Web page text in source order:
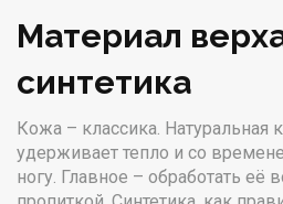
Материал
синтетика
Кожа – классика. Натуральная
удерживает тепло и со
ногу. Главное – обработать её